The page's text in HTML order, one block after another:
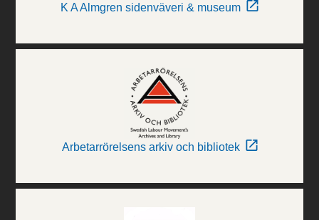
K A Almgren sidenväveri & museum
Arbetarrörelsens arkiv och bibliotek